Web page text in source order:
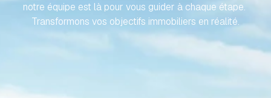
notre équipe est là pour vous guider à chaque étape.
Transformons vos objectifs immobiliers en réalité.